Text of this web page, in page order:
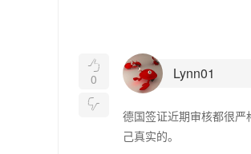

0

Lynn01
德国签证近期审核都很
己真实的。